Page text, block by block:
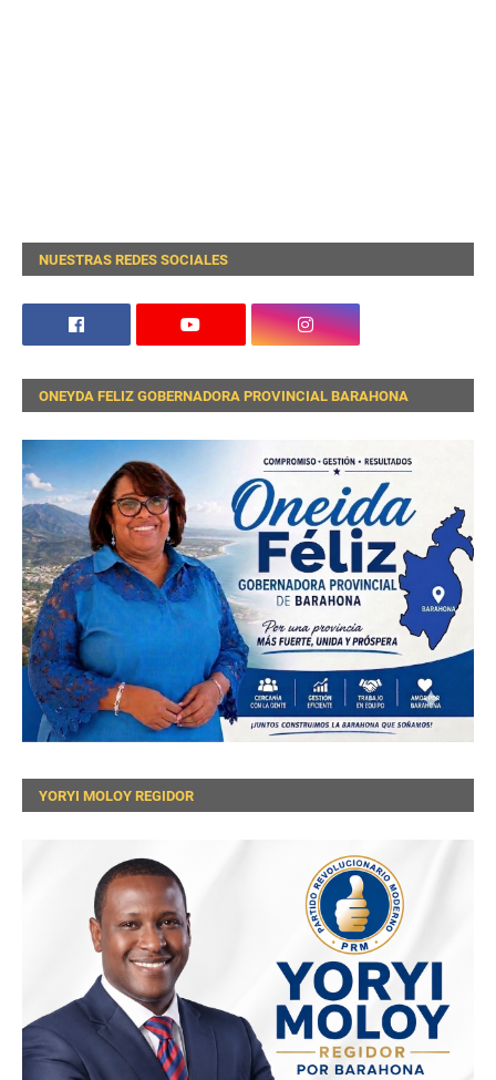
NUESTRAS REDES SOCIALES
ONEYDA FELIZ GOBERNADORA PROVINCIAL BARAHONA
YORYI MOLOY REGIDOR